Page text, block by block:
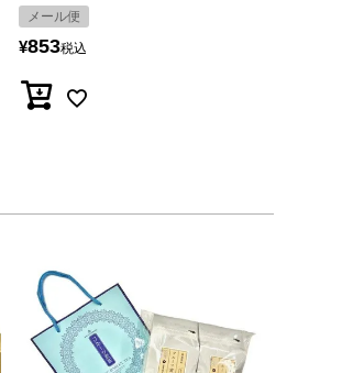
メール便
¥853税込